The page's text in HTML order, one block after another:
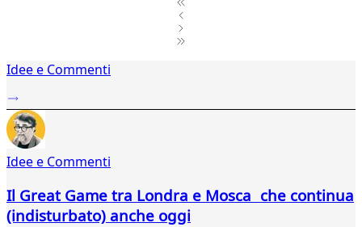
2Idee e Commenti
Idee e Commenti
Il Great Game tra Londra e Mosca che continua
(indisturbato) anche oggi